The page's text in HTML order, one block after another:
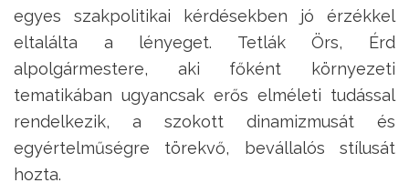
egyes szakpolitikai kérdésekben jó érzékkel
eltalálta a lényeget. Tetlák Örs, Érd
alpolgármestere, aki főként környezeti
tematikában ugyancsak erős elméleti tudással
rendelkezik, a szokott dinamizmusát és
egyértelműségre törekvő, bevállalós stílusát
hozta.